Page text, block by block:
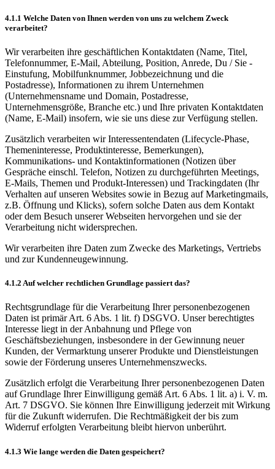
4.1.1 Welche Daten von Ihnen werden von uns zu welchem Zweck
verarbeitet?
Wir verarbeiten ihre geschäftlichen Kontaktdaten (Name, Titel,
Telefonnummer, E-Mail, Abteilung, Position, Anrede, Du / Sie -
Einstufung, Mobilfunknummer, Jobbezeichnung und die
Postadresse), Informationen zu ihrem Unternehmen
(Unternehmensname und Domain, Postadresse,
Unternehmensgröße, Branche etc.) und Ihre privaten Kontaktdaten
(Name, E-Mail) insofern, wie sie uns diese zur Verfügung stellen.
Zusätzlich verarbeiten wir Interessentendaten (Lifecycle-Phase,
Themeninteresse, Produktinteresse, Bemerkungen),
Kommunikations- und Kontaktinformationen (Notizen über
Gespräche einschl. Telefon, Notizen zu durchgeführten Meetings,
E-Mails, Themen und Produkt-Interessen) und Trackingdaten (Ihr
Verhalten auf unseren Websites sowie in Bezug auf Marketingmails,
z.B. Öffnung und Klicks), sofern solche Daten aus dem Kontakt
oder dem Besuch unserer Webseiten hervorgehen und sie der
Verarbeitung nicht widersprechen.
Wir verarbeiten ihre Daten zum Zwecke des Marketings, Vertriebs
und zur Kundenneugewinnung.
4.1.2 Auf welcher rechtlichen Grundlage passiert das?
Rechtsgrundlage für die Verarbeitung Ihrer personenbezogenen
Daten ist primär Art. 6 Abs. 1 lit. f) DSGVO. Unser berechtigtes
Interesse liegt in der Anbahnung und Pflege von
Geschäftsbeziehungen, insbesondere in der Gewinnung neuer
Kunden, der Vermarktung unserer Produkte und Dienstleistungen
sowie der Förderung unseres Unternehmenszwecks.
Zusätzlich erfolgt die Verarbeitung Ihrer personenbezogenen Daten
auf Grundlage Ihrer Einwilligung gemäß Art. 6 Abs. 1 lit. a) i. V. m.
Art. 7 DSGVO. Sie können Ihre Einwilligung jederzeit mit Wirkung
für die Zukunft widerrufen. Die Rechtmäßigkeit der bis zum
Widerruf erfolgten Verarbeitung bleibt hiervon unberührt.
4.1.3 Wie lange werden die Daten gespeichert?